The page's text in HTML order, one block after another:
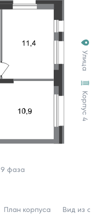
Улица
Корпус 4
9 фаза
План корпуса Вид из